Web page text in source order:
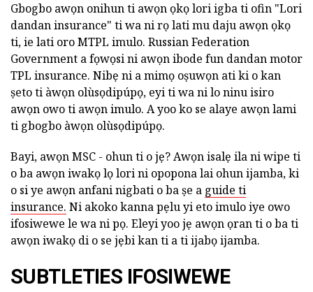
Gbogbo awọn onihun ti awọn ọkọ lori igba ti ofin "Lori
dandan insurance" ti wa ni rọ lati mu daju awọn ọkọ
ti, ie lati oro MTPL imulo. Russian Federation
Government a fọwọsi ni awọn ibode fun dandan motor
TPL insurance. Nibẹ ni a mimọ oṣuwọn ati ki o kan
ṣeto ti àwọn olùsọdipúpọ, eyi ti wa ni lo ninu isiro
awọn owo ti awọn imulo. A yoo ko se alaye awọn lami
ti gbogbo àwọn olùsọdipúpọ.
Bayi, awọn MSC - ohun ti o jẹ? Awọn isalẹ ila ni wipe ti
o ba awọn iwakọ lọ lori ni opopona lai ohun ijamba, ki
o si ye awọn anfani nigbati o ba ṣe a guide ti
insurance. Ni akoko kanna pẹlu yi eto imulo iye owo
ifosiwewe le wa ni pọ. Eleyi yoo jẹ awọn ọran ti o ba ti
awọn iwakọ di o se jẹbi kan ti a ti ijabọ ijamba.
SUBTLETIES IFOSIWEWE